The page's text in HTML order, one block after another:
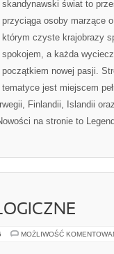
skandynawski świat to
przyciąga osoby marzące
którym czyste krajobrazy
spokojem, a każda
początkiem nowej pasji.
tematyce jest miejscem
Finlandii, Islandii
na stronie to
MOŻLIWOŚĆ